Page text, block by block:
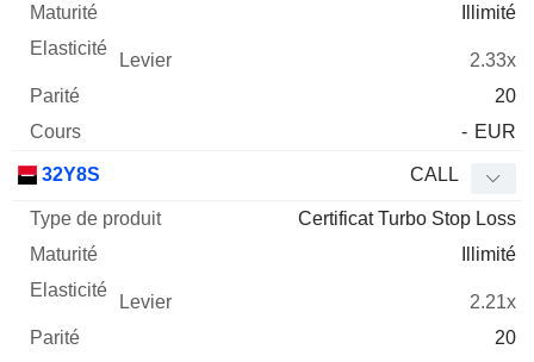
Illimité
2.33x
20
- EUR
32Y8S CALL
Certificat Turbo Stop Loss
Illimité
2.21x
20